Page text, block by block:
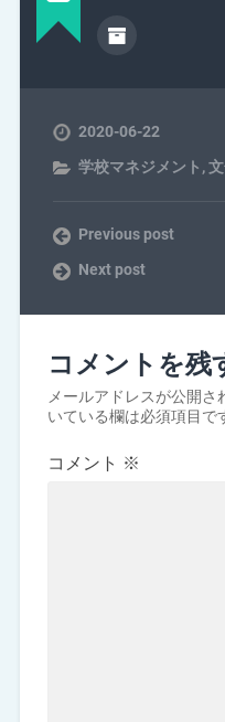
2020-06-22
学校マネジメント ,
Previous post
Next post
コメントを残
メールアドレスが公開さ
いている欄は必須項目で
コメント ※